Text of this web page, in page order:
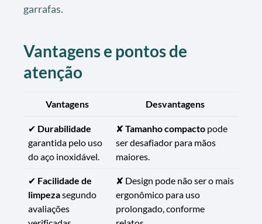
garrafas.
Vantagens e pontos de
atenção
Vantagens Desvantagens
✔ Durabilidade
garantida pelo uso
do aço inoxidável.
✘ Tamanho compacto pode
ser desafiador para mãos
maiores.
✔ Facilidade de
limpezasegundo
avaliações
✘ Design pode não ser o mais
ergonômico para uso
prolongado, conforme